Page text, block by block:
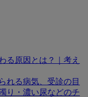
る原因とは？｜考え
れる病気、受診の目
り・濃い尿などのチ